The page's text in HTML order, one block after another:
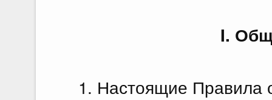
I.
1. Настоящие Правила